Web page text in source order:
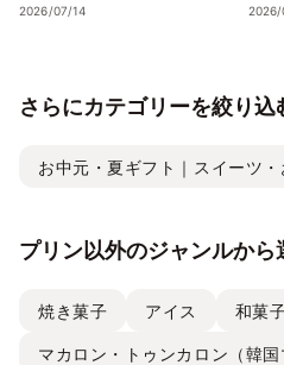
ーで涼を届ける夏ギフト
2026/07/14
ー
さらにカテゴリーを絞り込
お中元・夏ギフト｜スイーツ
プリン以外のジャンルから
焼き菓子 アイス 和菓
マカロン・トゥンカロン（韓国